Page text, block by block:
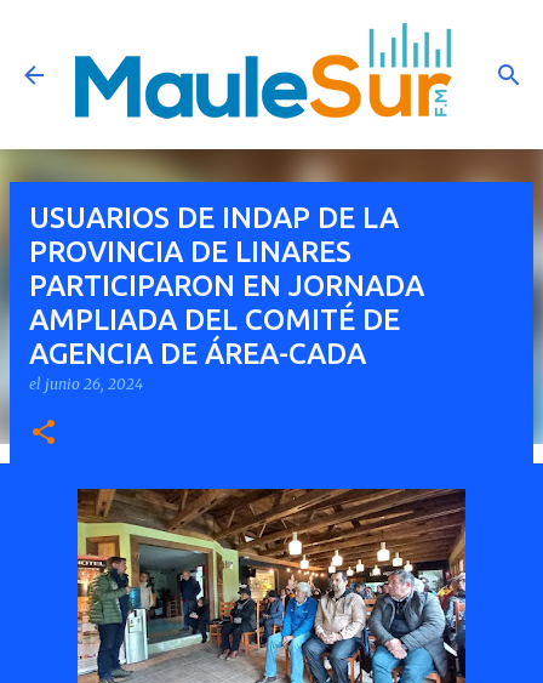
Ir al contenido principal
USUARIOS DE INDAP DE LA
PROVINCIA DE LINARES
PARTICIPARON EN JORNADA
AMPLIADA DEL COMITÉ DE
AGENCIA DE ÁREA-CADA
el junio 26, 2024